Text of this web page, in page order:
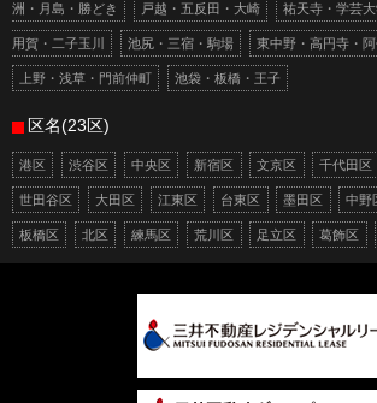
洲・月島・勝どき 戸越・五反田・大崎 祐天寺・学芸
用賀・二子玉川 池尻・三宿・駒場 東中野・高円寺・
上野・浅草・門前仲町 池袋・板橋・王子
区名(23区)
港区 渋谷区 中央区 新宿区 文京区 千代田区
世田谷区 大田区 江東区 台東区 墨田区 中野
板橋区 北区 練馬区 荒川区 足立区 葛飾区